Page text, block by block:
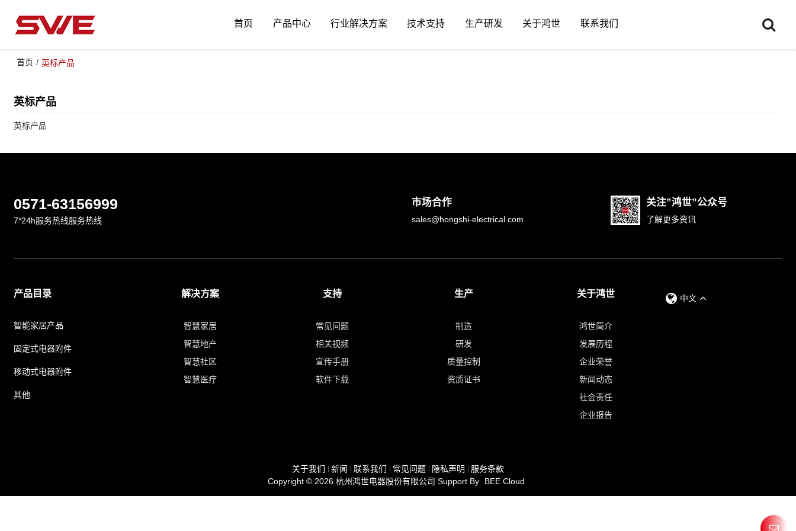
首页 产品中心 行业解决方案 技术支持 生产研发 关于鸿世 联系我们
首页 / 英标产品
英标产品
英标产品
0571-63156999
7*24h服务热线服务热线
市场合作
sales@hongshi-electrical.com
关注”鸿世”公众号
了解更多资讯
产品目录
智能家居产品
固定式电器附件
移动式电器附件
其他
解决方案
智慧家居
智慧地产
智慧社区
智慧医疗
支持
常见问题
相关视频
宣传手册
软件下载
生产
制造
研发
质量控制
资质证书
关于鸿世
鸿世简介
发展历程
企业荣誉
新闻动态
社会责任
企业报告
中文
关于我们 新闻 联系我们 常见问题 隐私声明
服务条款
Copyright © 2026杭州鸿世电器股份有限公司 Support By BEE Cloud